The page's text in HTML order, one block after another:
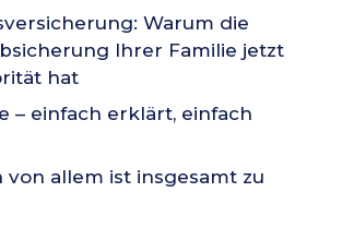
Warum die
Ihrer Familie jetzt
hat
– einfach erklärt, einfach
von allem ist insgesamt zu